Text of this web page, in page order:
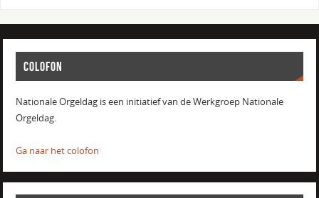
COLOFON
Nationale Orgeldag is een initiatief van de Werkgroep Nationale
Orgeldag.
Ga naar het colofon